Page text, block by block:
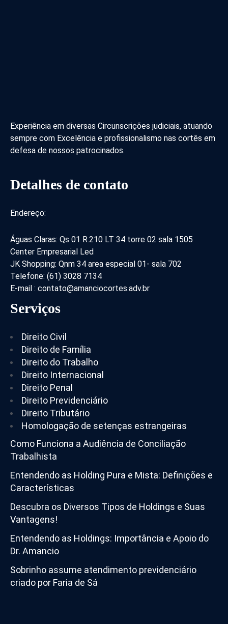
Experiência em diversas Circunscrições judiciais, atuando
sempre com Excelência e profissionalismo nas cortês em
defesa de nossos patrocinados.
Detalhes de contato
Endereço:
Águas Claras: Qs 01 R.210 LT 34 torre 02 sala 1505
Center Empresarial Led
JK Shopping: Qnm 34 area especial 01- sala 702
Telefone: (61) 3028 7134
E-mail : contato@amanciocortes.adv.br
Serviços
Direito Civil
Direito de Família
Direito do Trabalho
Direito Internacional
Direito Penal
Direito Previdenciário
Direito Tributário
Homologação de setenças estrangeiras
Como Funciona a Audiência de Conciliação
Trabalhista
Entendendo as Holding Pura e Mista: Definições e
Características
Descubra os Diversos Tipos de Holdings e Suas
Vantagens!
Entendendo as Holdings: Importância e Apoio do
Dr. Amancio
Sobrinho assume atendimento previdenciário
criado por Faria de Sá